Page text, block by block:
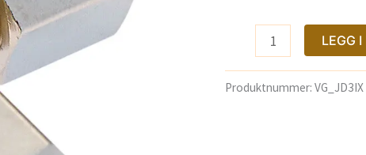
2x12mm
Rørkobling
LEGG
Produktnummer:VG_JD3IX